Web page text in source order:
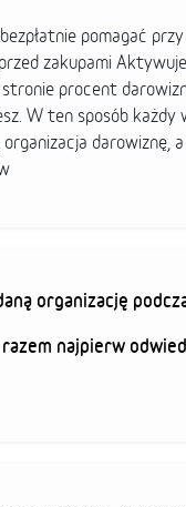
pomagać
zakupami
stronie procent
W ten sposób każdy
darowiznę,
organizację
najpierw